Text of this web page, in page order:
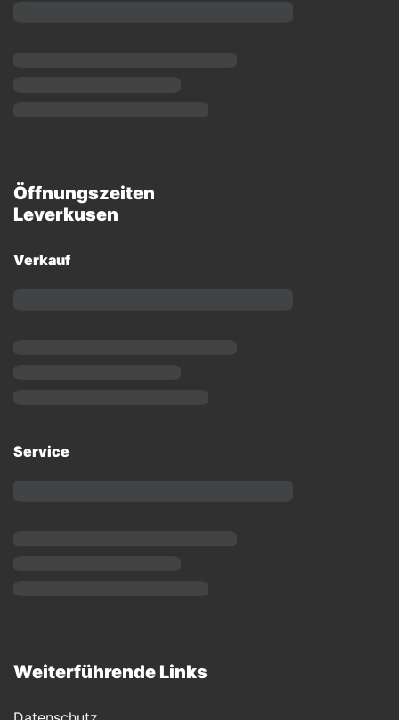
Öffnungszeiten
Leverkusen
Verkauf
Service
Weiterführende Links